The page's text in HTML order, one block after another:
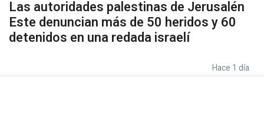
Las autoridades palestinas de Jerusalén
Este denuncian más de 50 heridos y 60
detenidos en una redada israelí
Hace 1 día